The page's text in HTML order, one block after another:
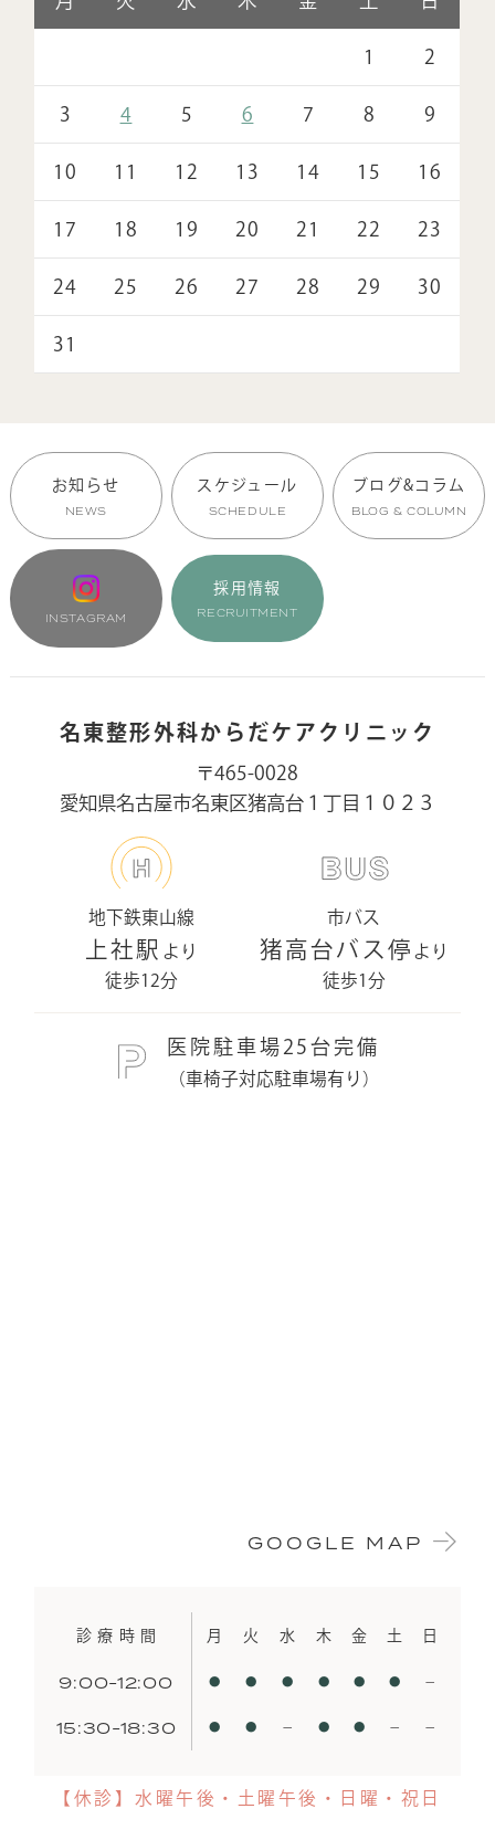
1 2
3 4 5 6 7 8 9
10 11 12 13 14 15 16
17 18 19 20 21 22 23
24 25 26 27 28 29 30
31
お知らせ
NEWS
スケジュール
SCHEDULE
ブログ&コラム
BLOG & COLUMN
INSTAGRAM
採用情報
RECRUITMENT
名東整形外科からだケアクリニック
〒465-0028
愛知県名古屋市名東区猪高台１丁目１０２３
地下鉄東山線
上社駅 より
徒歩12分
市バス
猪高台バス停 より
徒歩1分
医院駐車場25台完備
（車椅子対応駐車場有り）
GOOGLE MAP
診療時間 月 火 水 木 金 土 日
9:00-12:00 ● ● ● ● ● ● −
15:30-18:30 ● ● − ● ● − −
【休診】水曜午後・土曜午後・日曜・祝日